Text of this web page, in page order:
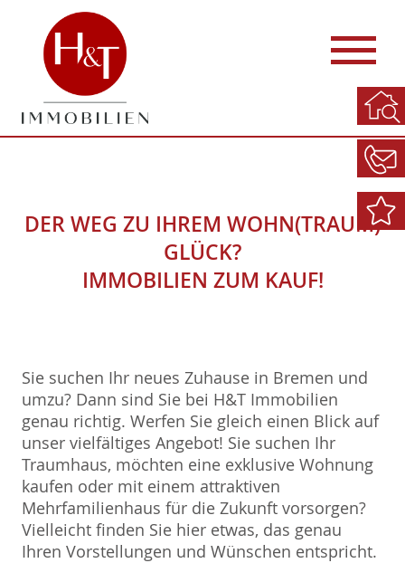
DER WEG ZU IHREM WOHN(TRAUM)
GLÜCK?
IMMOBILIEN ZUM KAUF!
Sie suchen Ihr neues Zuhause in Bremen und
umzu? Dann sind Sie bei H&T Immobilien
genau richtig. Werfen Sie gleich einen Blick auf
unser vielfältiges Angebot! Sie suchen Ihr
Traumhaus, möchten eine exklusive Wohnung
kaufen oder mit einem attraktiven
Mehrfamilienhaus für die Zukunft vorsorgen?
Vielleicht finden Sie hier etwas, das genau
Ihren Vorstellungen und Wünschen entspricht.